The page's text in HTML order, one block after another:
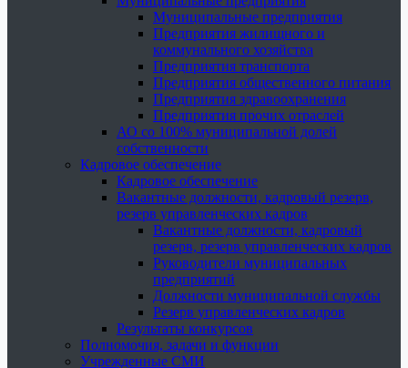
Муниципальные предприятия
Предприятия жилищного и
коммунального хозяйства
Предприятия транспорта
Предприятия общественного питания
Предприятия здравоохранения
Предприятия прочих отраслей
АО со 100% муниципальной долей
собственности
Кадровое обеспечение
Кадровое обеспечение
Вакантные должности, кадровый резерв,
резерв управленческих кадров
Вакантные должности, кадровый
резерв, резерв управленческих кадров
Руководители муниципальных
предприятий
Должности муниципальной службы
Резерв управленческих кадров
Результаты конкурсов
Полномочия, задачи и функции
Учрежденные СМИ